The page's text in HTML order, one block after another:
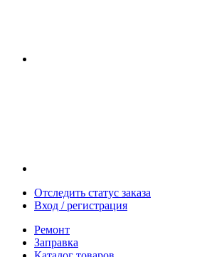
Отследить статус заказа
Вход / регистрация
Ремонт
Заправка